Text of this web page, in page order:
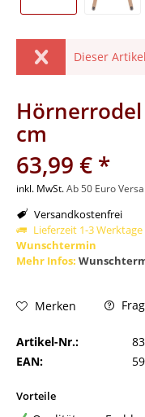
Dieser
cm
63,99 € *
inkl. MwSt.Ab 50 Euro
Versandkostenfrei
Lieferzeit 1-3
Wunschtermin
Mehr Infos:
Merken
Artikel-Nr.:
EAN:
Vorteile